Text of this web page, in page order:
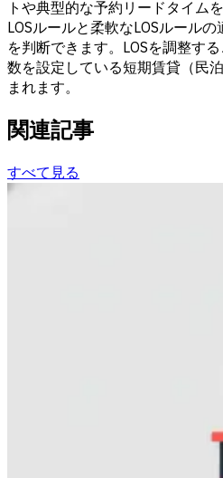
トや典型的な予約リードタイム
LOSルールと柔軟なLOSルール
を判断できます。LOSを調整す
数を設定している短期賃貸（民
まれます。
関連記事
すべて見る